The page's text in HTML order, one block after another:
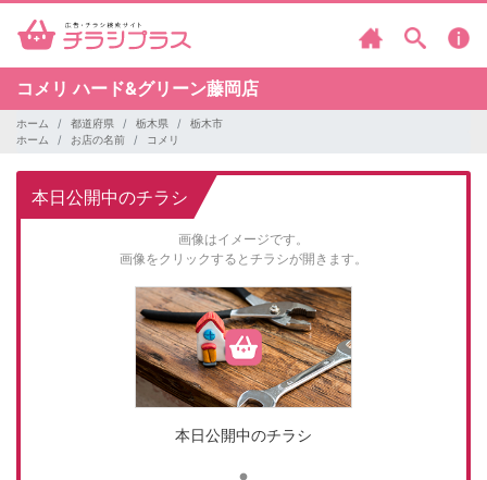
コメリハード&グリーン藤岡店
ホーム 都道府県 栃木県
栃木市
ホーム
お店の名前 コメリ
本日公開中のチラシ
画像はイメージです。
画像をクリックするとチラシが開きます。
本日公開中のチラシ